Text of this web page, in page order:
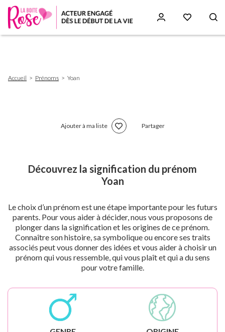
d'Ariane
Accueil Prénoms Yoan
Ajouter à ma liste Partager
Découvrez la signification du prénom
Yoan
Le choix d’un prénom est une étape importante pour les futurs
parents. Pour vous aider à décider, nous vous proposons de
plonger dans la signification et les origines de ce prénom.
Connaître son histoire, sa symbolique ou encore ses traits
associés peut vous donner des idées et vous aider à choisir un
prénom qui vous ressemble, qui vous plaît et qui a du sens
pour votre famille.